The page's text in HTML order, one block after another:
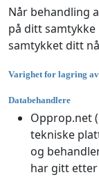
Når behandling
på ditt
samtykket ditt
Varighet for lagring
Databehandlere
Opprop.net
tekniske
og
har gitt